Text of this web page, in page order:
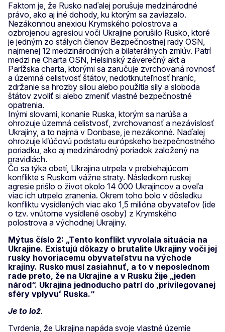
Faktom je, že Rusko naďalej porušuje medzinárodné
právo, ako aj iné dohody, ku ktorým sa zaviazalo.
Nezákonnou anexiou Krymského polostrova a
ozbrojenou agresiou voči Ukrajine porušilo Rusko, ktoré
je jedným zo stálych členov Bezpečnostnej rady OSN,
najmenej 12 medzinárodných a bilaterálnych zmlúv. Patrí
medzi ne Charta OSN, Helsinský záverečný akt a
Parížska charta, ktorými sa zaručuje zvrchovaná rovnosť
a územná celistvosť štátov, nedotknuteľnosť hraníc,
zdržanie sa hrozby silou alebo použitia sily a sloboda
štátov zvoliť si alebo zmeniť vlastné bezpečnostné
opatrenia.
Inými slovami, konanie Ruska, ktorým sa narúša a
ohrozuje územná celistvosť, zvrchovanosť a nezávislosť
Ukrajiny, a to najmä v Donbase, je nezákonné. Naďalej
ohrozuje kľúčovú podstatu európskeho bezpečnostného
poriadku, ako aj medzinárodný poriadok založený na
pravidlách.
Čo sa týka obetí, Ukrajina utrpela v prebiehajúcom
konflikte s Ruskom vážne straty. Následkom ruskej
agresie prišlo o život okolo 14 000 Ukrajincov a oveľa
viac ich utrpelo zranenia. Okrem toho bolo v dôsledku
konfliktu vysídlených viac ako 1,5 milióna obyvateľov (ide
o tzv. vnútorne vysídlené osoby) z Krymského
polostrova a východnej Ukrajiny.
Mýtus číslo 2: „Tento konflikt vyvolala situácia na
Ukrajine. Existujú dôkazy o brutalite Ukrajiny voči jej
rusky hovoriacemu obyvateľstvu na východe
krajiny. Rusko musí zasiahnuť, a to v neposlednom
rade preto, že na Ukrajine a v Rusku žije „jeden
národ“. Ukrajina jednoducho patrí do ,privilegovanej
sféry vplyvuʻ Ruska.“
Je to lož.
Tvrdenia, že Ukrajina napáda svoje vlastné územie